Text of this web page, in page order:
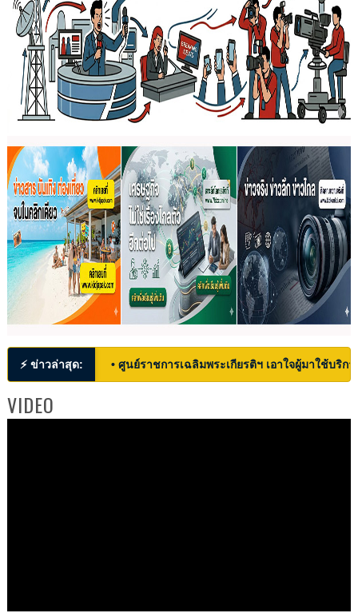
⚡ ข่าวล่าสุด: • ศูนย์ราชการเฉลิมพระเกียรติฯ เอาใจผู้มาใช้บริก
VIDEO